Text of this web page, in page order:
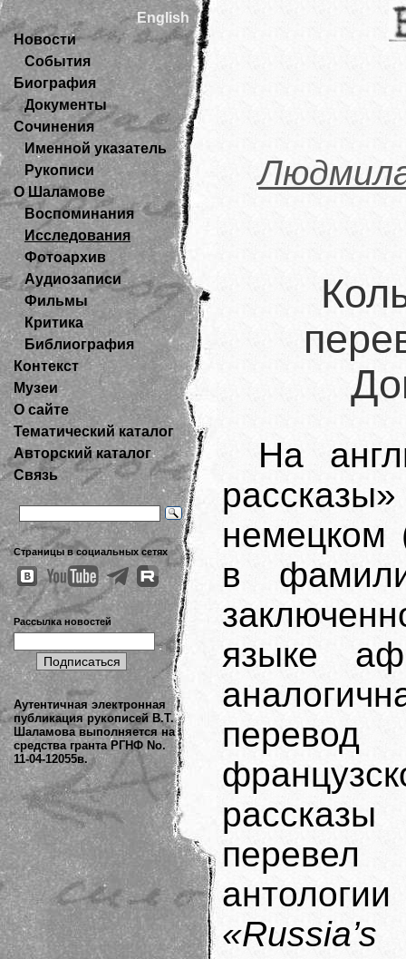
English
Новости
События
Биография
Документы
Сочинения
Именной указатель
Рукописи
О Шаламове
Воспоминания
Исследования
Фотоархив
Аудиозаписи
Фильмы
Критика
Библиография
Контекст
Музеи
О сайте
Тематический каталог
Авторский каталог
Связь
Страницы в социальных сетях
Рассылка новостей
Аутентичная электронная
публикация рукописей В.Т.
Шаламова выполняется на
средства гранта РГНФ No.
11-04-12055в.
На
немецком
в
языке
«Russia’s